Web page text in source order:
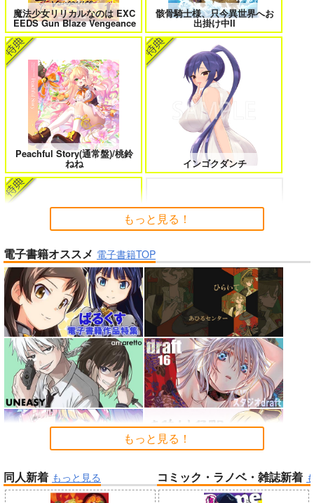
＃ラブコメ好きとこっそり繋がりた
い
エロゲの鬱エンドからヒロイン達を
救済したら 2
女友達は頼めば意外とヤらせてくれ
る 8
HELL’o WORK！～賽の河原で積石
を崩すだけの簡単なお仕事って聞い
たのに～
よくある令嬢転生だと思ったのに 5
孤独だった国民的美少女の妹を一晩
泊めたら懐かれた
人狼機ウィンヴルガ ー叛逆篇ー 5
魔王マーラ煩悩学園 ～勇者、教師に
時々ボソッとロシア語でデレる勇者
のアーリャさん
魔法少女リリカルなのは EXC
EEDS Gun Blaze Vengeance
骸骨騎士様、只今異世界へお
出掛け中II
Peachful Story(通常盤)/桃鈴
ねね インゴクダンチ
「魔法少女リリカルなのは EX
CEEDS Gun Blaze Vengeanc
e」オープニングテーマ CRIM
SON BULLET/水樹奈々
「ポケモン feat. 初音ミク VO
LTAGE Live！」Blu-ray特装
アイドルマスター ミリオンラ
もっと見る！
電子書籍オススメ 電子書籍TOP
もっと見る！
同人新着 もっと見る コミック・ラノベ・雑誌新着